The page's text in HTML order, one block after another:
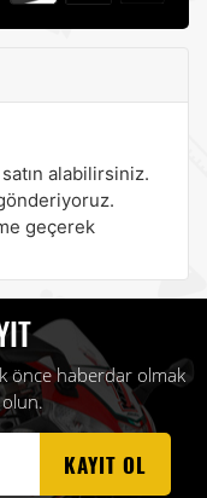
alabilirsiniz.
geçerek
önce haberdar olmak
olun.
KAYIT OL